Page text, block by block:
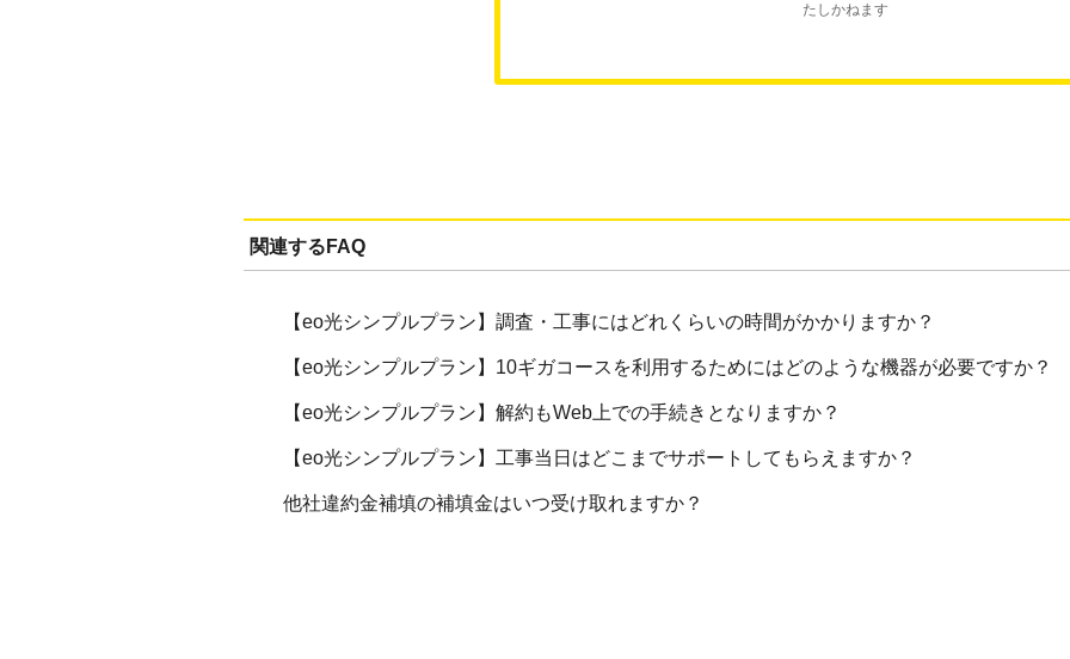
たしかねます
関連するFAQ
【eo光シンプルプラン】調査・工事にはどれくらいの時間がかかりますか？
【eo光シンプルプラン】10ギガコースを利用するためにはどのような機器が必要ですか？
【eo光シンプルプラン】解約もWeb上での手続きとなりますか？
【eo光シンプルプラン】工事当日はどこまでサポートしてもらえますか？
他社違約金補填の補填金はいつ受け取れますか？